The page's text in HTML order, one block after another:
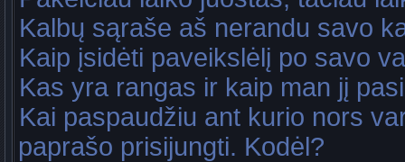
Kalbų sąraše aš nerandu savo
Kaip įsidėti paveikslėlį po savo
Kas yra rangas ir kaip man jį
Kai paspaudžiu ant kurio nors
paprašo prisijungti. Kodėl?